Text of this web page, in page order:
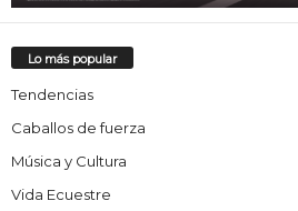
Lo más popular
Tendencias
Caballos de fuerza
Música y Cultura
Vida Ecuestre